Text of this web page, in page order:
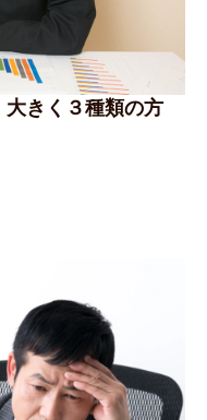
きく３種類の方